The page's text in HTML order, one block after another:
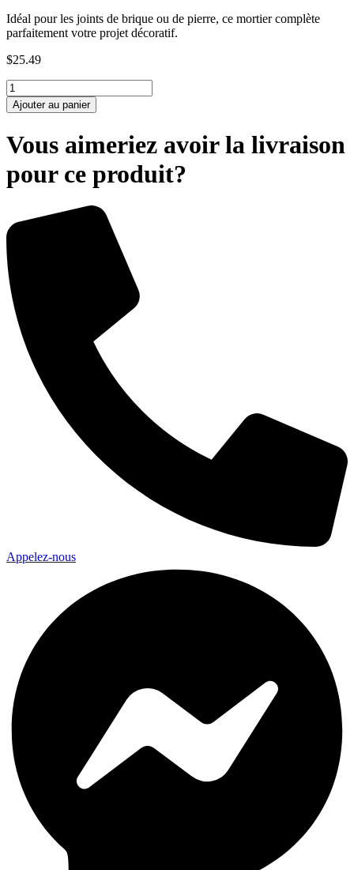
Idéal pour les joints de brique ou de pierre, ce mortier complète
parfaitement votre projet décoratif.
$25.49
quantité
de
Mortier
Ajouter au panier
Vous aimeriez avoir la livraison
pour ce produit?
Appelez-nous